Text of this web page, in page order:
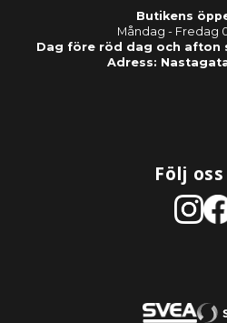
Butikens
Måndag - Fredag
Dag före röd dag och afton
Adress:
Följ